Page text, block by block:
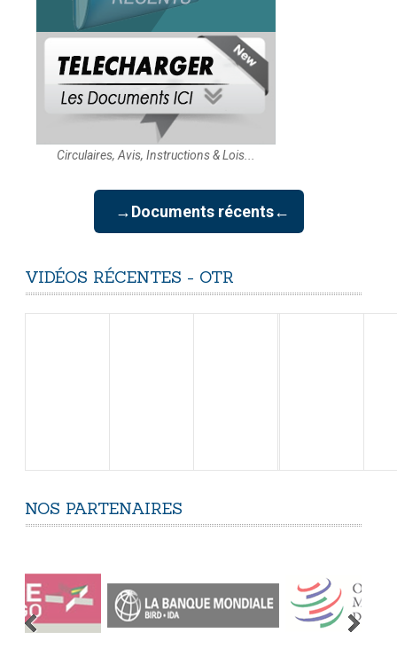
Circulaires, Avis, Instructions & Lois...
→Documents récents←
VIDÉOS RÉCENTES - OTR
NOS PARTENAIRES